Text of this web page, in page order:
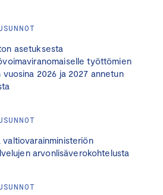
asetuksesta
työttömien
2026 ja 2027 annetun
arvonlisäverokohtelusta